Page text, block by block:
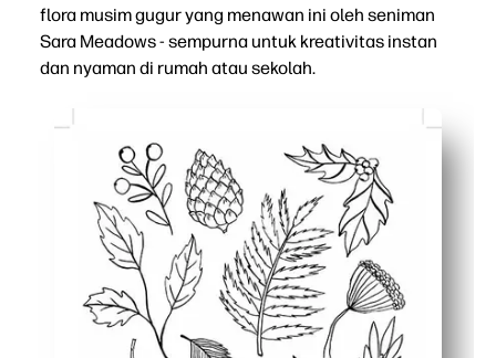
flora musim gugur yang menawan ini oleh seniman
Sara Meadows - sempurna untuk kreativitas instan
dan nyaman di rumah atau sekolah.
Membuat anak-anak tetap terlibat - detail yang
Membangun keterampilan - mendukung kontrol
Penggunaan serbaguna - Anda dapat menampilkan